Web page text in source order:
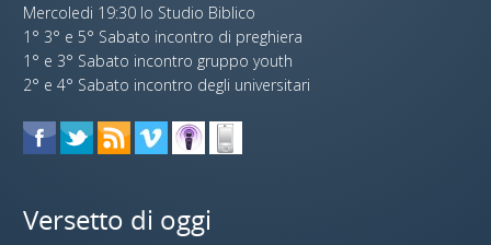
Mercoledi 19:30 lo Studio Biblico
1° 3° e 5° Sabato incontro di preghiera
1° e 3° Sabato incontro gruppo youth
2° e 4° Sabato incontro degli universitari
Versetto di oggi